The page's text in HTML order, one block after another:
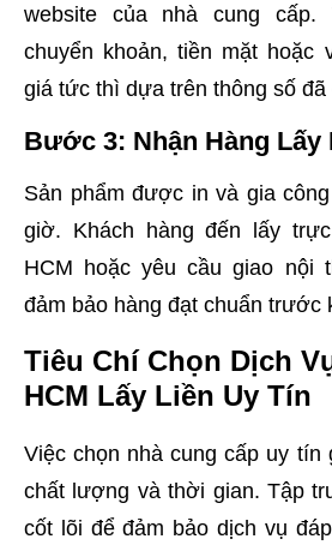
website của nhà cung cấp.
chuyển khoản, tiền mặt
giá tức thì dựa trên thông số đã
Bước 3: Nhận Hàng Lấy
Sản phẩm được in và gia
giờ. Khách hàng đến lấy
HCM hoặc yêu cầu giao nội
đảm bảo hàng đạt chuẩn trước
Tiêu Chí Chọn Dịch
HCM Lấy Liền Uy Tín
Việc chọn nhà cung cấp uy tín
chất lượng và thời gian. Tập
cốt lõi để đảm bảo dịch vụ